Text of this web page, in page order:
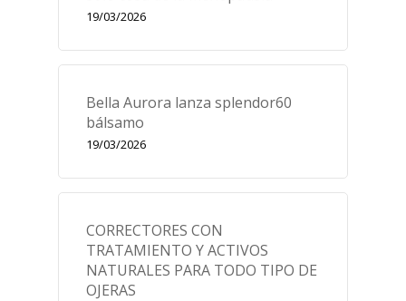
19/03/2026
Bella Aurora lanza splendor60
bálsamo
19/03/2026
CORRECTORES CON
TRATAMIENTO Y ACTIVOS
NATURALES PARA TODO TIPO DE
OJERAS